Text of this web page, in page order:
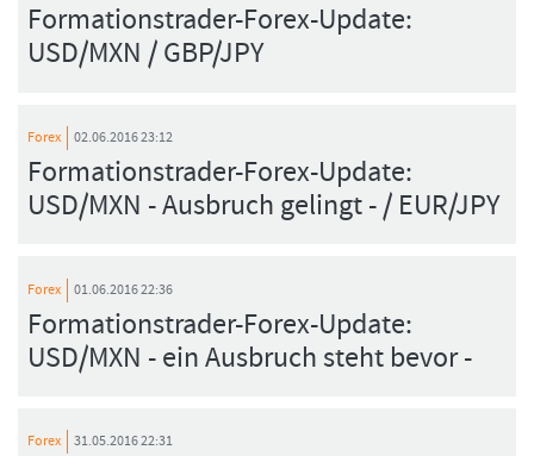
Formationstrader-Forex-Update:
USD/MXN / GBP/JPY
Forex 02.06.2016 23:12
Formationstrader-Forex-Update:
USD/MXN - Ausbruch gelingt - / EUR/JPY
Forex 01.06.2016 22:36
Formationstrader-Forex-Update:
USD/MXN - ein Ausbruch steht bevor -
Forex 31.05.2016 22:31